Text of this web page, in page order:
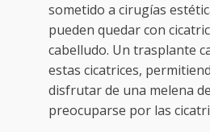
sometido a cirugías
pueden quedar con
cabelludo. Un trasplante
estas cicatrices,
disfrutar de una melena
preocuparse por las